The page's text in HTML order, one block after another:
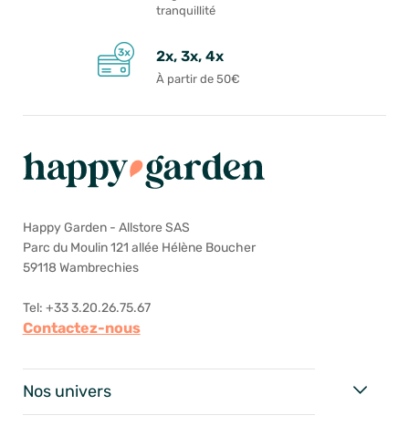
tranquillité
2x, 3x, 4x
À partir de 50€
Happy Garden - Allstore SAS
Parc du Moulin 121 allée Hélène Boucher
59118 Wambrechies
Tel: +33 3.20.26.75.67
Contactez-nous
Nos univers